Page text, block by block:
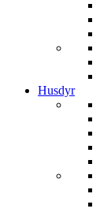
Husdyr